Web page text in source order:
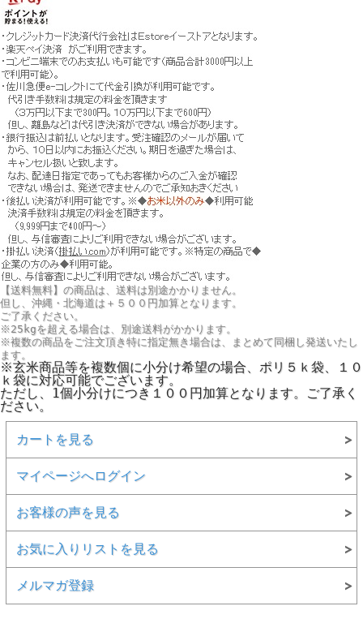
【送料無料】の商品は、送料は別途かかりません。
但し、 沖縄・北海道は＋５００円 加算となります。
ご了承ください。
※25kgを超える場合は、別途送料がかかります。
※複数の商品をご注文頂き特に指定無き場合は、まとめて同梱し発送いたし
ます。
※玄米商品等を複数個に小分け希望の場合、ポリ５ｋ袋、１０
ｋ袋に対応可能でございます。
ただし、1個小分けにつき１００円加算となります。ご了承く
ださい。
カートを見る
マイページへログイン
お客様の声を見る
お気に入りリストを見る
メルマガ登録